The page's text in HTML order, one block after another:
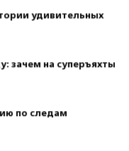
удивительных
зачем на суперъяхты
по следам